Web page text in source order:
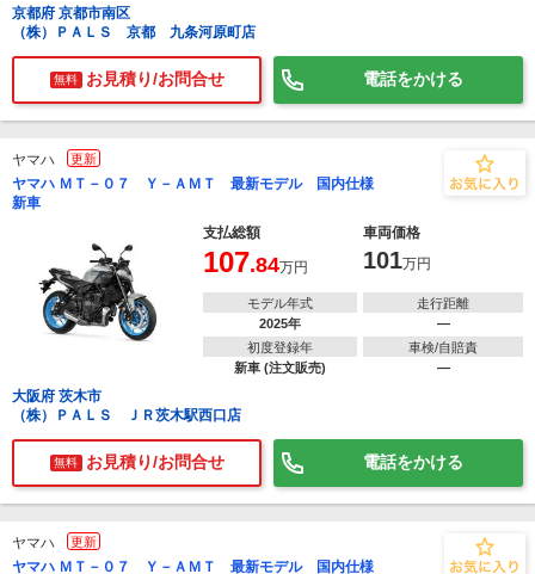
京都府 京都市南区
（株）ＰＡＬＳ 京都 九条河原町店
無料 お見積り/お問合せ 電話をかける
ヤマハ 更新
ヤマハ ＭＴ－０７ Ｙ－ＡＭＴ 最新モデル 国内仕様
新車
支払総額
車両価格
107.84万円 101万円
モデル年式
2025年
走行距離
―
初度登録年
新車 (注文販売)
車検/自賠責
―
大阪府 茨木市
（株）ＰＡＬＳ ＪＲ茨木駅西口店
無料 お見積り/お問合せ 電話をかける
ヤマハ 更新
ヤマハ ＭＴ－０７ Ｙ－ＡＭＴ 最新モデル 国内仕様